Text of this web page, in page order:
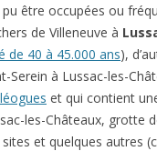
être occupées ou
de Villeneuve à
de 40 à 45.000 ans),
Serein à Lussac-les-
et qui contient
les-Châteaux, grotte
sites et quelques autres